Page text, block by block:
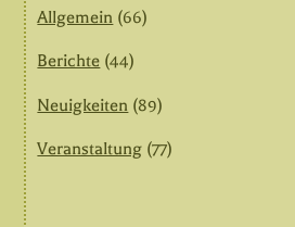
Allgemein (66)
Berichte (44)
Neuigkeiten (89)
Veranstaltung (77)